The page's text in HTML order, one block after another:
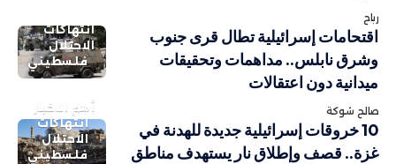
رباح
انتهاكات
الاحتلال
فلسطيني
اقتحامات إسرائيلية تطال قرى جنوب
وشرق نابلس.. مداهمات وتحقيقات
ميدانية دون اعتقالات
صالح شوكة
أهم الاخبار
انتهاكات
الاحتلال
فلسطيني
10 خروقات إسرائيلية جديدة للهدنة في
غزة.. قصف وإطلاق نار يستهدف مناطق